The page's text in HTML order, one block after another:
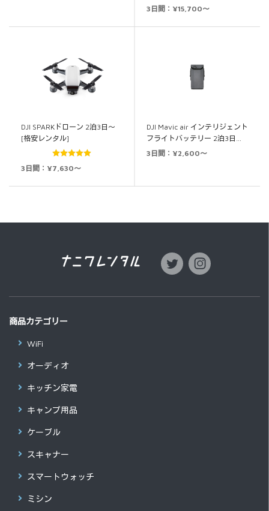
価
3日間：¥15,700～
DJI SPARKドローン 2泊3日～
[格安レンタル]
3日間：¥7,630～
DJI Mavic air インテリジェント
フライトバッテリー 2泊3日…
3日間：¥2,600～
商品カテゴリー
WiFi
オーディオ
キッチン家電
キャンプ用品
ケーブル
スキャナー
スマートウォッチ
ミシン